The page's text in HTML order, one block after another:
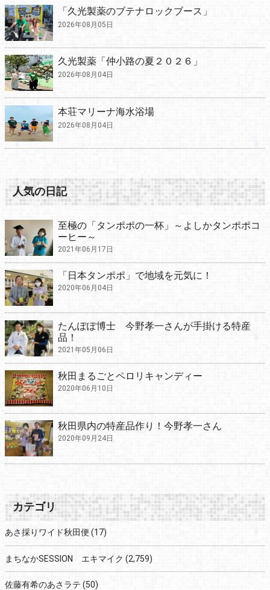
「久光製薬のブテナロックブース」
2026年08月05日
久光製薬「仲小路の夏２０２６」
2026年08月04日
本荘マリーナ海水浴場
2026年08月04日
人気の日記
至極の「タンポポの一杯」～よしかタンポポコ
ーヒー～
2021年06月17日
「日本タンポポ」で地域を元気に！
2020年06月04日
たんぽぽ博士 今野孝一さんが手掛ける特産
品！
2021年05月06日
秋田まるごとペロリキャンディー
2020年06月10日
秋田県内の特産品作り！今野孝一さん
2020年09月24日
カテゴリ
あさ採りワイド秋田便 (17)
まちなかSESSION エキマイク (2,759)
佐藤有希のあさラテ (50)